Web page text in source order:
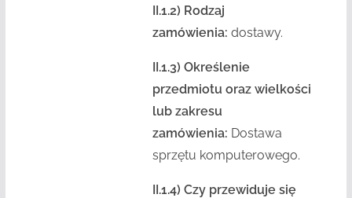
II.1.2) Rodzaj
zamówienia: dostawy.
II.1.3) Określenie
przedmiotu oraz wielkości
lub zakresu
zamówienia: Dostawa
sprzętu komputerowego.
II.1.4) Czy przewiduje się